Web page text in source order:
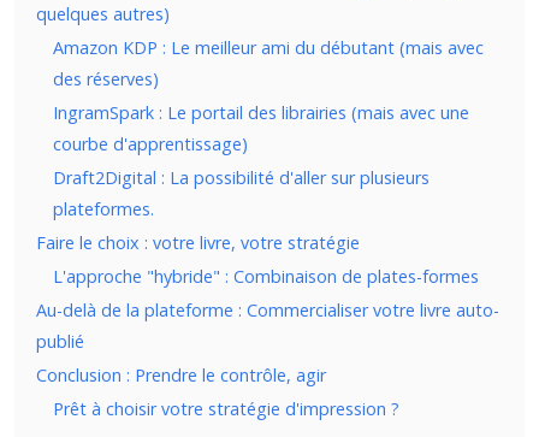
quelques autres)
Amazon KDP : Le meilleur ami du débutant (mais avec
des réserves)
IngramSpark : Le portail des librairies (mais avec une
courbe d'apprentissage)
Draft2Digital : La possibilité d'aller sur plusieurs
plateformes.
Faire le choix : votre livre, votre stratégie
L'approche "hybride" : Combinaison de plates-formes
Au-delà de la plateforme : Commercialiser votre livre auto-
publié
Conclusion : Prendre le contrôle, agir
Prêt à choisir votre stratégie d'impression ?